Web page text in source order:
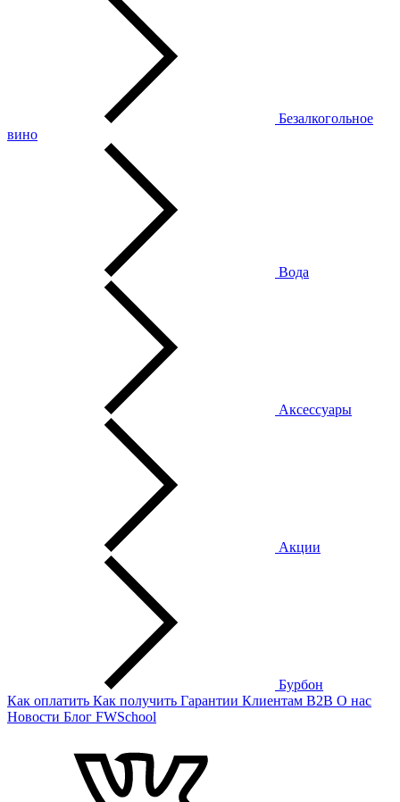
Безалкогольное
вино
Вода
Аксессуары
Акции
Бурбон
Как оплатить Как получить Гарантии Клиентам B2B О нас
Новости Блог FWSchool